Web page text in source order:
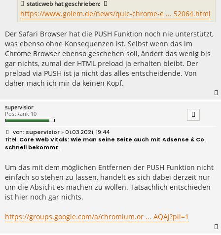
staticwebhat geschrieben:
https://www.golem.de/news/quic-chrome-e ... 52064.html
Der Safari Browser hat die PUSH Funktion noch nie unterstützt,
was ebenso ohne Konsequenzen ist. Selbst wenn das im
Chrome Browser ebenso geschehen soll, ändert das wenig bis
gar nichts, zumal der HTML preload ja erhalten bleibt. Der
preload via PUSH ist ja nicht das alles entscheidende. Von
daher mach ich mir da keinen Kopf.
supervisior
PostRank 10
B
e
i
t
g
supervisior» 01.03.2021, 19:44
Core Web Vitals: Wie man seine Seite auch mit Adsense & Co.
schnell bekommt.
Um das mit dem möglichen Entfernen der PUSH Funktion nicht
einfach so stehen zu lassen, handelt es sich dabei derzeit nur
um die Absicht es machen zu wollen. Tatsächlich entschieden
ist hier noch gar nichts.
https://groups.google.com/a/chromium.or ... AQAJ?pli=1